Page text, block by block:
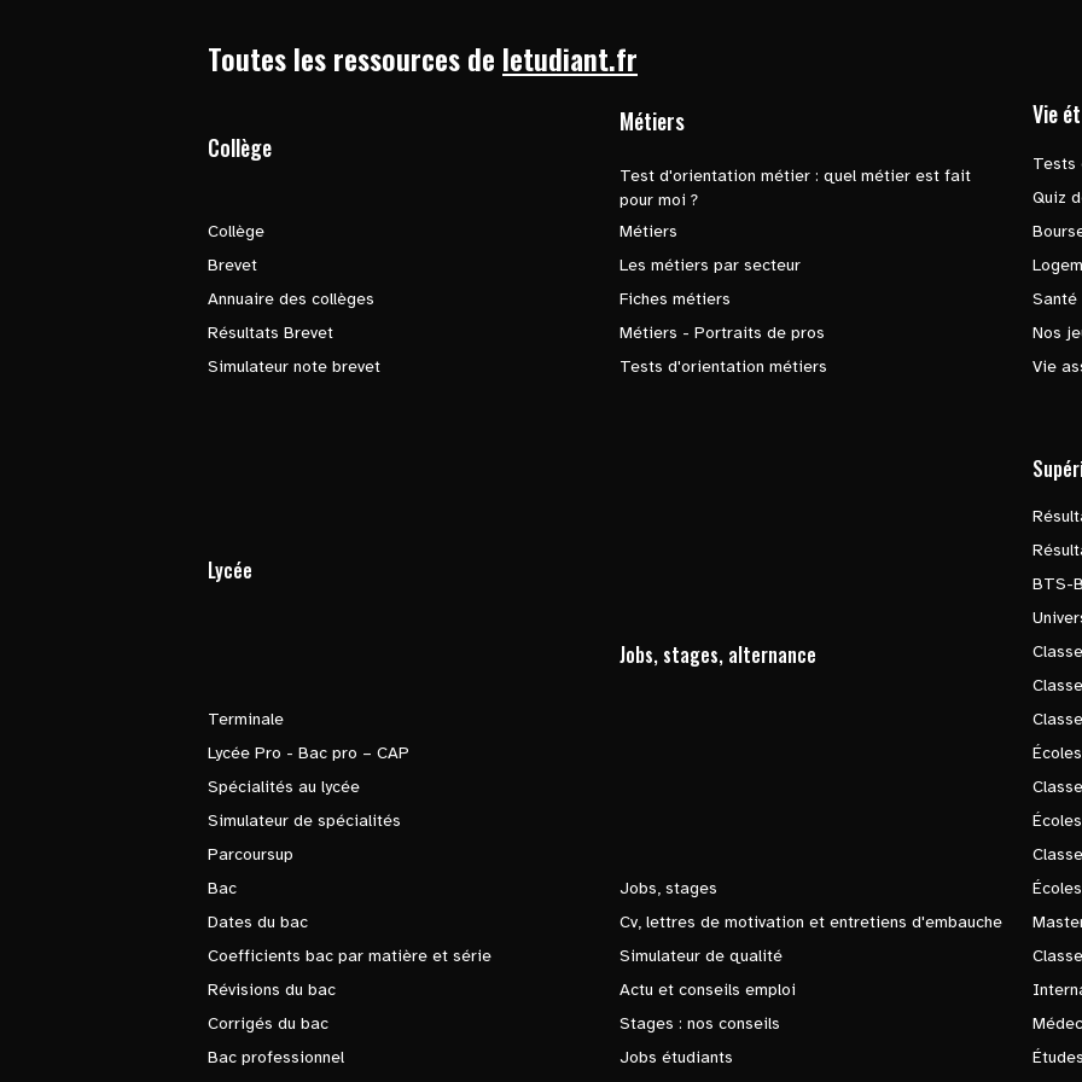
Toutes les ressources de letudiant.fr
Collège
Collège
Brevet
Annuaire des collèges
Résultats Brevet
Simulateur note brevet
Métiers
Test d'orientation métier : quel métier est fait
pour moi ?
Métiers
Les métiers par secteur
Fiches métiers
Métiers - Portraits de pros
Tests d'orientation métiers
Vie
Tests
Quiz
Santé
Nos
Vie
Lycée
Terminale
Lycée Pro - Bac pro – CAP
Spécialités au lycée
Simulateur de spécialités
Parcoursup
Bac
Dates du bac
Coefficients bac par matière et série
Révisions du bac
Corrigés du bac
Bac professionnel
Jobs, stages, alternance
Jobs, stages
Cv, lettres de motivation et entretiens d'embauche
Simulateur de qualité
Actu et conseils emploi
Stages : nos conseils
Jobs étudiants
BTS-